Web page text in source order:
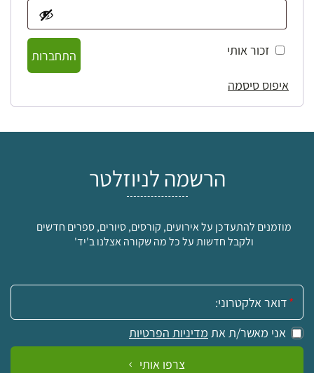
זכור אותי
התחברות
איפוס סיסמה
הרשמה לניוזלטר
מוזמנים להתעדכן על אירועים, קורסים, סיורים, ספרים חדשים
ולקבל חדשות על כל מה שקורה אצלנו ב'יד'
אימייל:
אני מאשר/ת את מדיניות הפרטיות
צרפו אותי